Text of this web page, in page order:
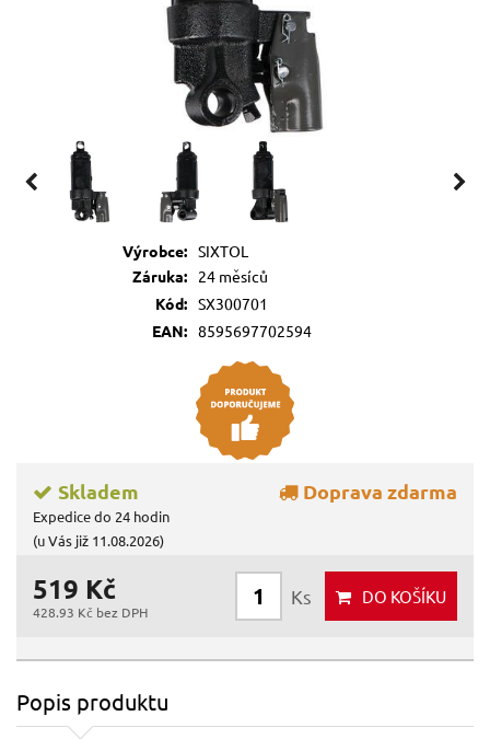
Výrobce: SIXTOL
Záruka:
24 měsíců
Kód: SX300701
EAN: 8595697702594
Doprava zdarma
Skladem
Expedice do 24 hodin
(u Vás již 11.08.2026)
519 Kč
428.93 Kč bez DPH
Ks DO KOŠÍKU
Popis produktu